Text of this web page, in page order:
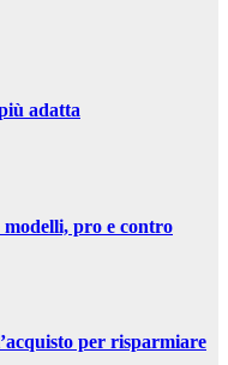
adatta
modelli, pro e contro
per risparmiare